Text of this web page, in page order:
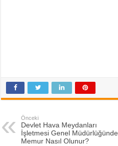
Önceki
Devlet Hava Meydanları
İşletmesi Genel Müdürlüğünde
Memur Nasıl Olunur?